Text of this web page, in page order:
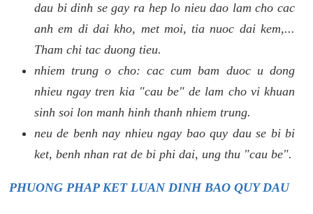
dau bi dinh se gay ra hep lo nieu dao lam cho cac
anh em di dai kho, met moi, tia nuoc dai kem,...
Tham chi tac duong tieu.
nhiem trung o cho: cac cum bam duoc u dong
nhieu ngay tren kia "cau be" de lam cho vi khuan
sinh soi lon manh hinh thanh nhiem trung.
neu de benh nay nhieu ngay bao quy dau se bi bi
ket, benh nhan rat de bi phi dai, ung thu "cau be".
PHUONG PHAP KET LUAN DINH BAO QUY DAU